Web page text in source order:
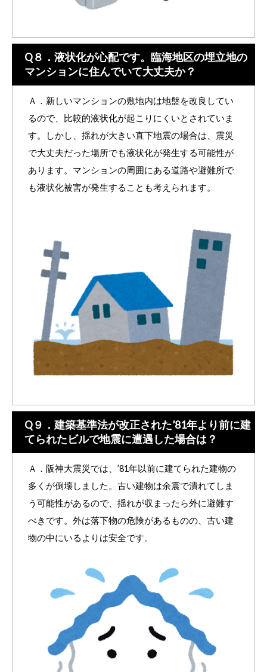
Q８．液状化が心配です。臨海地区の埋立地の
マンションに住んでいて大丈夫か？
Ａ．新しいマンションの敷地内は地盤を改良してい
るので、比較的液状化が起こりにくいとされていま
す。しかし、揺れが大きい直下地震の場合は、震災
で大丈夫だった場所でも液状化が発生する可能性が
あります。マンションの周囲にある道路や避難所で
も液状化被害が発生することも考えられます。
Q９．建築基準法が改正された’81年より前に建
てられたビルで地震に遭遇した場合は？
Ａ．阪神大震災では、’81年以前に建てられた建物の
多くが倒壊しました。古い建物は余震で潰れてしま
う可能性があるので、揺れが収まったら外に避難す
べきです。外は落下物の危険があるものの、古い建
物の中にいるよりは安全です。